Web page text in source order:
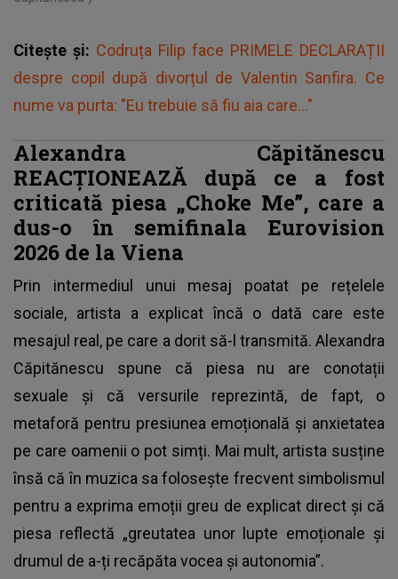
Citește și: Codruța Filip face PRIMELE DECLARAȚII
despre copil după divorțul de Valentin Sanfira. Ce
nume va purta: "Eu trebuie să fiu aia care..."
Alexandra Căpitănescu
REACȚIONEAZĂ după ce a fost
criticată piesa „Choke Me”, care a
dus-o în semifinala Eurovision
2026 de la Viena
Prin intermediul unui mesaj poatat pe rețelele
sociale, artista a explicat încă o dată care este
mesajul real, pe care a dorit să-l transmită. Alexandra
Căpitănescu spune că piesa nu are conotații
sexuale și că versurile reprezintă, de fapt, o
metaforă pentru presiunea emoțională și anxietatea
pe care oamenii o pot simți. Mai mult, artista susține
însă că în muzica sa folosește frecvent simbolismul
pentru a exprima emoții greu de explicat direct și că
piesa reflectă „greutatea unor lupte emoționale și
drumul de a-ți recăpăta vocea și autonomia”.